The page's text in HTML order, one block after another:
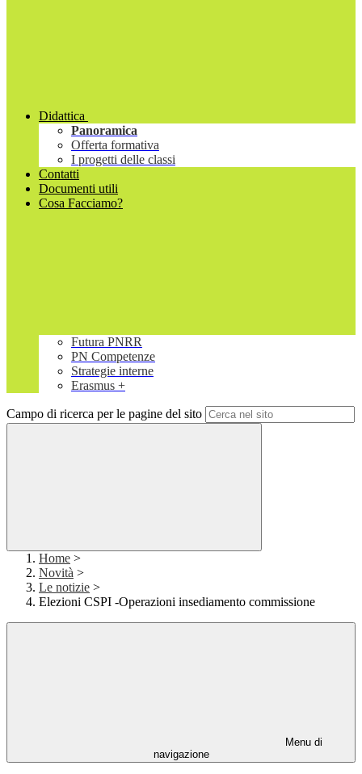
Didattica
Panoramica
Offerta formativa
I progetti delle classi
Contatti
Documenti utili
Cosa Facciamo?
Futura PNRR
PN Competenze
Strategie interne
Erasmus +
Campo di ricerca per le pagine del sito
Home >
Novità >
Le notizie >
Elezioni CSPI -Operazioni insediamento commissione
Menu di
navigazione